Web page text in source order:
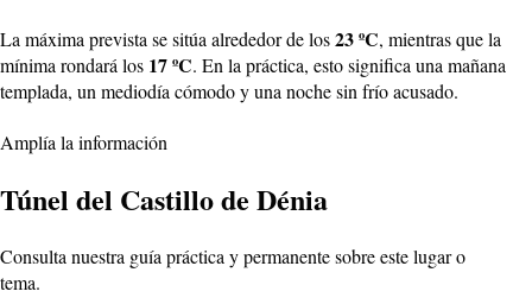
La máxima prevista se sitúa alrededor de los23 ºC, mientras que la
mínima rondará los 17 ºC. En la práctica, esto significa una mañana
templada, un mediodía cómodo y una noche sin frío acusado.
Amplía la información
Túnel del Castillo de Dénia
Consulta nuestra guía práctica y permanente sobre este lugar o
tema.